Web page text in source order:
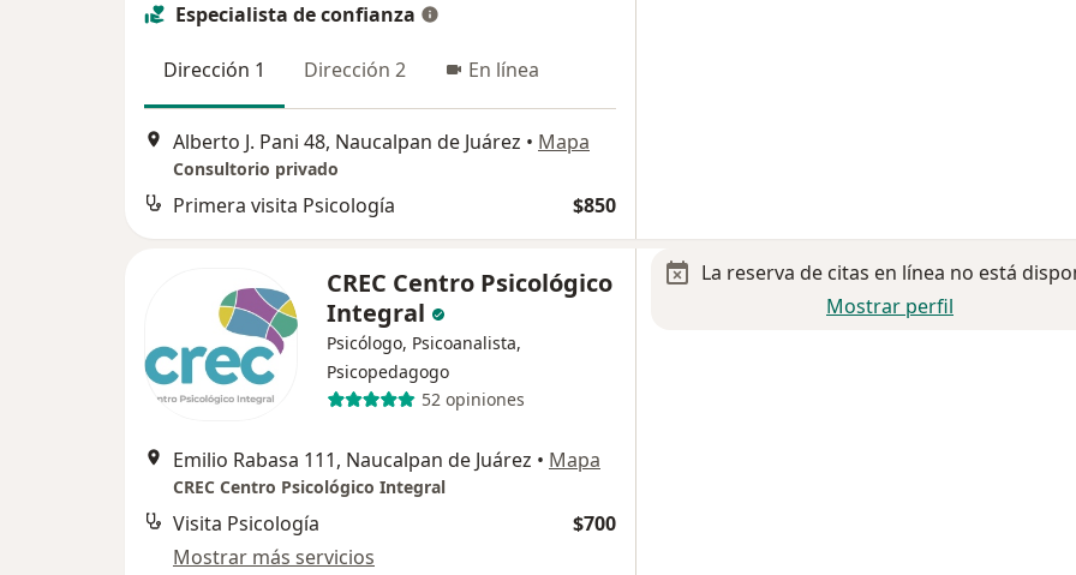
Especialista de confianza
Dirección 1 Dirección 2 En línea
Alberto J. Pani 48, Naucalpan de Juárez • Mapa
Consultorio privado
Primera visita Psicología $850
CREC Centro Psicológico
Integral
Psicólogo, Psicoanalista,
Psicopedagogo
52 opiniones
Emilio Rabasa 111, Naucalpan de Juárez • Mapa
CREC Centro Psicológico Integral
Visita Psicología
$700
Mostrar más servicios
La reserva de citas en línea no está
Mostrar perfil